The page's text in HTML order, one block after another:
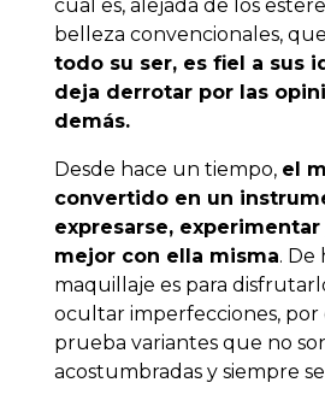
cual es, alejada de los
belleza convencionales, que
todo su ser, es fiel a sus
deja derrotar por las
demás.
Desde hace un tiempo, el
convertido en un
expresarse,
mejor con ella misma. De
maquillaje es para
ocultar imperfecciones, por
prueba variantes que no
acostumbradas y siempre